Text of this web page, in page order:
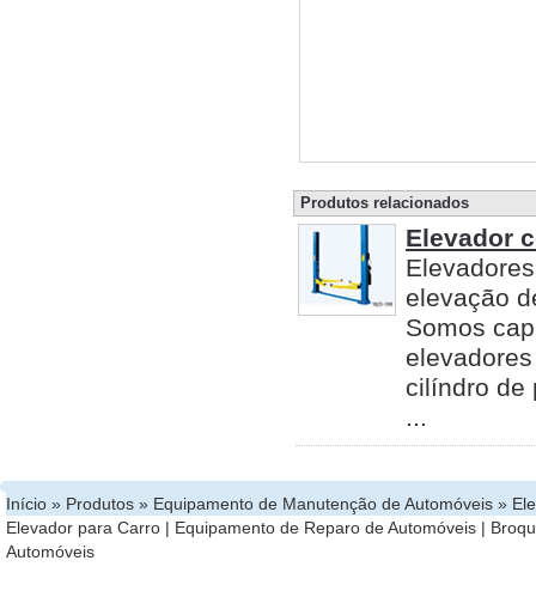
Produtos relacionados
Elevador
elevação
Somos
cilíndro de
...
Início » Produtos » Equipamento de Manutenção de Automóveis »
Elevador para Carro | Equipamento de Reparo de Automóveis |
Automóveis